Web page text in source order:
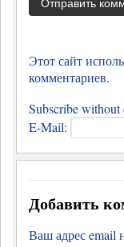
Этот сайт
комментариев.
Subscribe without
E-Mail:
Добавить
Ваш адрес email